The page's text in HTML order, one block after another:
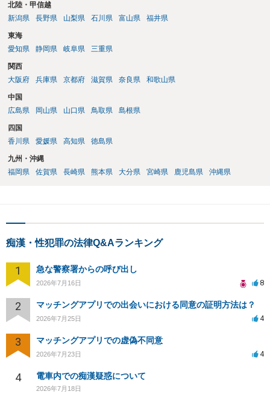
北陸・甲信越
新潟県
長野県 山梨県 石川県 富山県 福井県
東海
愛知県
静岡県 岐阜県 三重県
関西
大阪府
兵庫県 京都府 滋賀県 奈良県 和歌山県
中国
広島県
岡山県 山口県 鳥取県 島根県
四国
香川県
愛媛県 高知県 徳島県
九州・沖縄
福岡県
佐賀県 長崎県 熊本県 大分県 宮崎県 鹿児島県 沖縄県
痴漢・性犯罪の法律Q&Aランキング
1 急な警察署からの呼び出し
2026年7月16日 8
2 マッチングアプリでの出会いにおける同意の証明方法は？
2026年7月25日 4
3 マッチングアプリでの虚偽不同意
2026年7月23日 4
4 電車内での痴漢疑惑について
2026年7月18日